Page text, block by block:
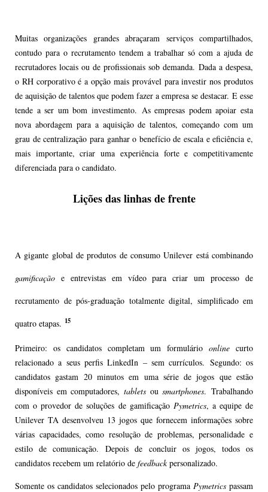
Muitas organizações grandes abraçaram serviços compartilhados,
contudo para o recrutamento tendem a trabalhar só com a ajuda de
recrutadores locais ou de profissionais sob demanda. Dada a despesa,
o RH corporativo é a opção mais provável para investir nos produtos
de aquisição de talentos que podem fazer a empresa se destacar. E esse
tende a ser um bom investimento. As empresas podem apoiar esta
nova abordagem para a aquisição de talentos, começando com um
grau de centralização para ganhar o benefício de escala e eficiência e,
mais importante, criar uma experiência forte e competitivamente
diferenciada para o candidato.
Lições das linhas de frente
A gigante global de produtos de consumo Unilever está combinando
gamificação e entrevistas em vídeo para criar um processo de
recrutamento de pós-graduação totalmente digital, simplificado em
quatro etapas. 15
Primeiro: os candidatos completam um formulárioonline curto
relacionado a seus perfis LinkedIn – sem currículos. Segundo: os
candidatos gastam 20 minutos em uma série de jogos que estão
disponíveis em computadores, tablets ousmartphones. Trabalhando
com o provedor de soluções de gamificação Pymetrics, a equipe de
Unilever TA desenvolveu 13 jogos que fornecem informações sobre
várias capacidades, como resolução de problemas, personalidade e
estilo de comunicação. Depois de concluir os jogos, todos os
candidatos recebem um relatório de feedbackpersonalizado.
Somente os candidatos selecionados pelo programa Pymetrics passam